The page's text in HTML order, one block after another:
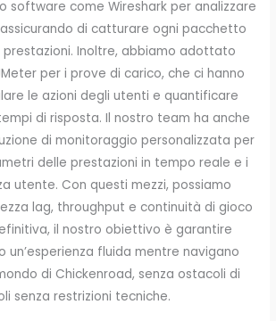
software come Wireshark per analizzare
di catturare ogni pacchetto
prestazioni. Inoltre, abbiamo adottato
per i prove di carico, che ci hanno
le azioni degli utenti e quantificare
di risposta. Il nostro team ha anche
di monitoraggio personalizzata per
delle prestazioni in tempo reale e i
utente. Con questi mezzi, possiamo
lag, throughput e continuità di gioco
il nostro obiettivo è garantire
un’esperienza fluida mentre navigano
di Chickenroad, senza ostacoli di
senza restrizioni tecniche.